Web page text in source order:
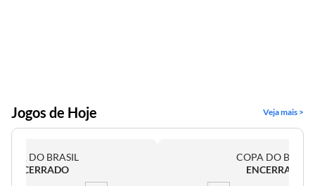
Jogos de Hoje Veja mais >
DO BRASIL
ENCERRADO
COPA DO
ENCERRADO